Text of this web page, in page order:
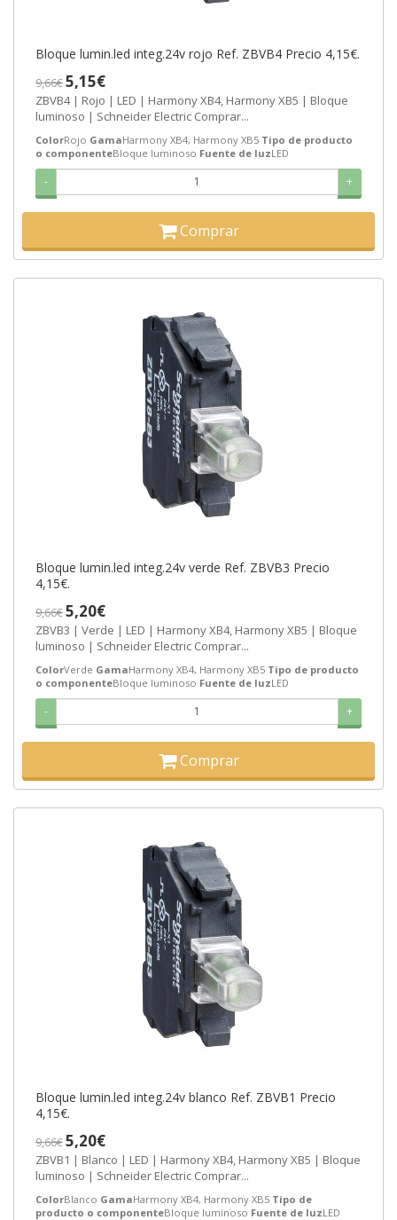
Bloque lumin.led integ.24v rojo Ref. ZBVB4 Precio 4,15€.
9,66€5,15€
ZBVB4 | Rojo | LED | Harmony XB4, Harmony XB5 | Bloque
luminoso | Schneider Electric Comprar...
ColorRojo GamaHarmony XB4, Harmony XB5 Tipo de producto
o componenteBloque luminoso Fuente de luzLED
- +
Comprar
Bloque lumin.led integ.24v verde Ref. ZBVB3 Precio
4,15€.
9,66€5,20€
ZBVB3 | Verde | LED | Harmony XB4, Harmony XB5 | Bloque
luminoso | Schneider Electric Comprar...
ColorVerde GamaHarmony XB4, Harmony XB5 Tipo de producto
o componenteBloque luminoso Fuente de luzLED
- +
Comprar
Bloque lumin.led integ.24v blanco Ref. ZBVB1 Precio
4,15€.
9,66€5,20€
ZBVB1 | Blanco | LED | Harmony XB4, Harmony XB5 | Bloque
luminoso | Schneider Electric Comprar...
ColorBlanco GamaHarmony XB4, Harmony XB5 Tipo de
producto o componenteBloque luminoso Fuente de luzLED